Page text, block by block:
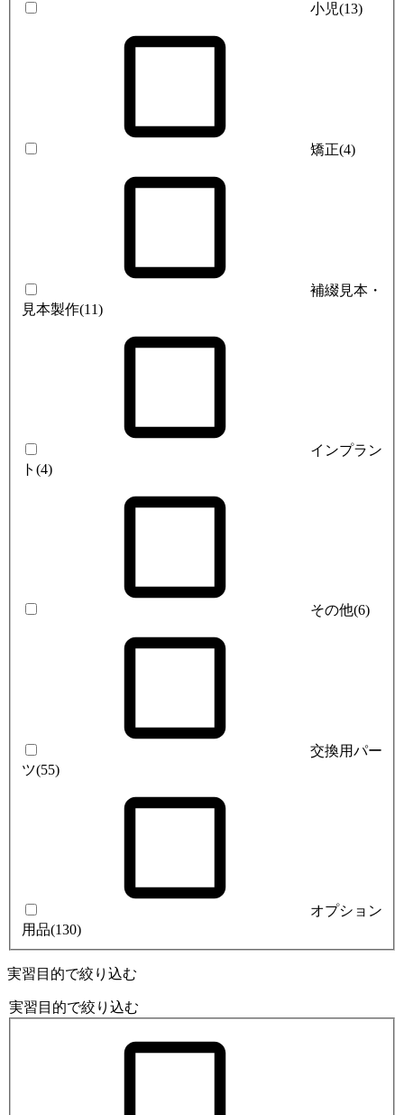
小児(13)
矯正(4)
補綴見本・
見本製作(11)
インプラン
ト (4)
その他(6)
交換用パー
ツ(55)
オプション
用品(130)
実習目的で絞り込む
実習目的で絞り込む